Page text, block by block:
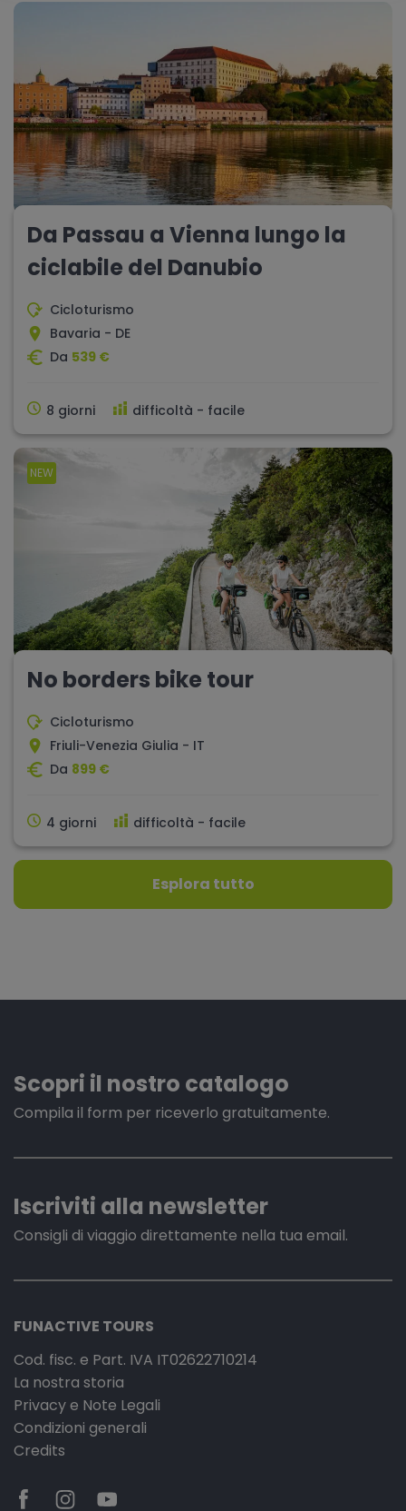
Da Passau a Vienna lungo la
ciclabile del Danubio
Cicloturismo
Bavaria - DE
Da 539 €
8 giorni difficoltà - facile
NEW
No borders bike tour
Cicloturismo
Friuli-Venezia Giulia - IT
Da 899 €
4 giorni difficoltà - facile
Esplora tutto
Scopri il nostro catalogo
Compila il form per riceverlo gratuitamente.
Iscriviti alla newsletter
Consigli di viaggio direttamente nella tua email.
FUNACTIVE TOURS
Cod. fisc. e Part. IVA IT02622710214
La nostra storia
Privacy e Note Legali
Condizioni generali
Credits